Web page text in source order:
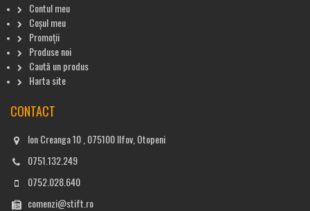
Contul meu
Coșul meu
Promoții
Produse noi
Caută un produs
Harta site
CONTACT
Ion Creanga 10 , 075100 Ilfov, Otopeni
0751.132.249
0752.028.640
comenzi@stift.ro